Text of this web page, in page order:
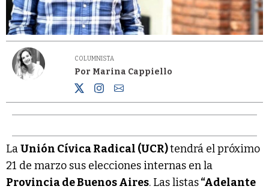
COLUMNISTA
Por Marina Cappiello
LaUnión Cívica Radical (UCR)tendrá el próximo
21 de marzo sus elecciones internas en la
Provincia de Buenos Aires. Las listas“Adelante